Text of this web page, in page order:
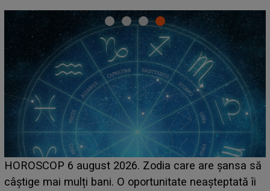
HOROSCOP 6 august 2026. Zodia care are șansa să
câștige mai mulți bani. O oportunitate neașteptată îi